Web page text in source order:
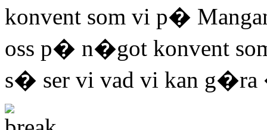
konvent som vi p�
oss p� n�got konvent
s� ser vi vad vi kan g�ra